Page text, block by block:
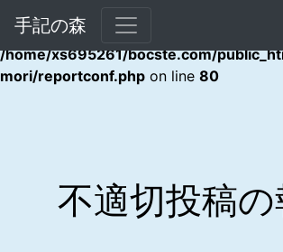
Warning: Undefined array key "error" in
/home/xs695261/bocste.com/
mori/reportconf.php on line 80
手記の森
不適切投稿